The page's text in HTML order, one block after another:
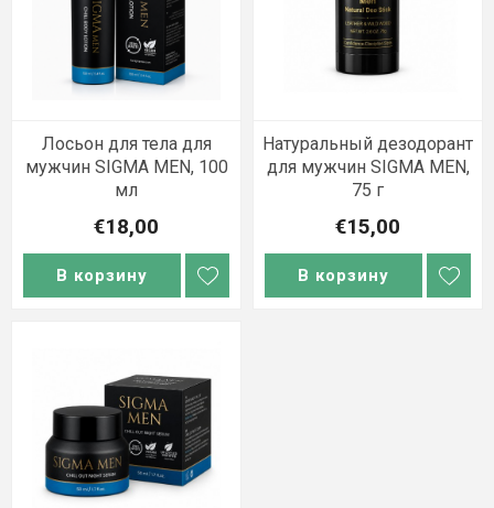
Лосьон для тела для
мужчин SIGMA MEN, 100
мл
€18,00
В корзину
Натуральный дезодорант
для мужчин SIGMA MEN,
75 г
€15,00
В корзину